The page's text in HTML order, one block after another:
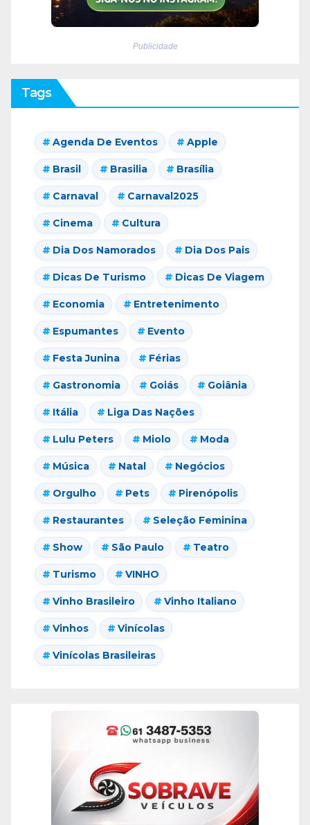
Publicidade
Tags
Agenda De Eventos Apple
Brasil Brasilia Brasília
Carnaval Carnaval2025
Cinema Cultura
Dia Dos Namorados Dia Dos Pais
Dicas De Turismo Dicas De Viagem
Economia Entretenimento
Espumantes Evento
Festa Junina Férias
Gastronomia Goiás Goiânia
Itália Liga Das Nações
Lulu Peters Miolo Moda
Música Natal Negócios
Orgulho Pets Pirenópolis
Restaurantes Seleção Feminina
Show São Paulo Teatro
Turismo VINHO
Vinho Brasileiro Vinho Italiano
Vinhos Vinícolas
Vinícolas Brasileiras